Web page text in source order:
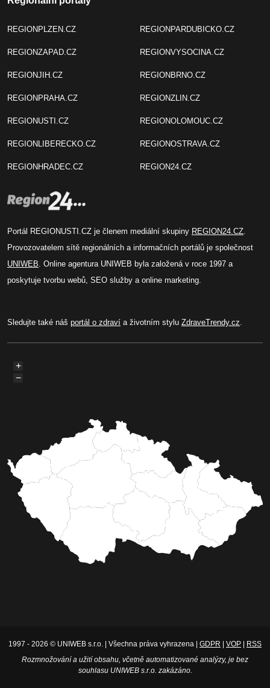
REGIONPLZEN.CZ
REGIONZAPAD.CZ
REGIONJIH.CZ
REGIONPRAHA.CZ
REGIONUSTI.CZ
REGIONLIBERECKO.CZ
REGIONHRADEC.CZ
REGIONPARDUBICKO.CZ
REGIONVYSOCINA.CZ
REGIONBRNO.CZ
REGIONZLIN.CZ
REGIONOLOMOUC.CZ
REGIONOSTRAVA.CZ
REGION24.CZ
Portál REGIONUSTI.CZ je členem mediální skupiny REGION24.CZ.
Provozovatelem sítě regionálních a informačních portálů je společnost
UNIWEB. Online agentura UNIWEB byla založená v roce 1997 a
poskytuje tvorbu webů, SEO služby a online marketing.
Sledujte také náš portál o zdraví a životním stylu ZdraveTrendy.cz.
+
−
1997 - 2026 © UNIWEB s.r.o. | Všechna práva vyhrazena | GDPR VOP
RSS
Rozmnožování a užití obsahu, včetně automatizované analýzy, je bez
souhlasu UNIWEB s.r.o. zakázáno.